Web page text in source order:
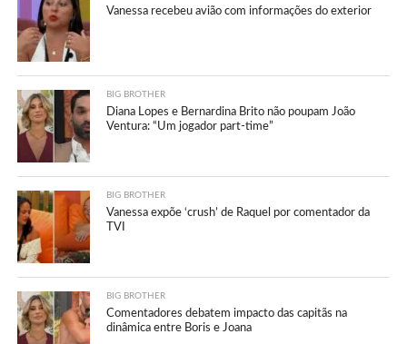
Vanessa recebeu avião com informações do exterior
BIG BROTHER
Diana Lopes e Bernardina Brito não poupam João
Ventura: “Um jogador part-time”
BIG BROTHER
Vanessa expõe ‘crush’ de Raquel por comentador da
TVI
BIG BROTHER
Comentadores debatem impacto das capitãs na
dinâmica entre Boris e Joana